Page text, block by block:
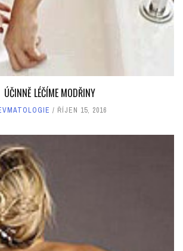
ÚČINNĚ LÉČÍME MODŘINY
ŘÍJEN 15, 2016